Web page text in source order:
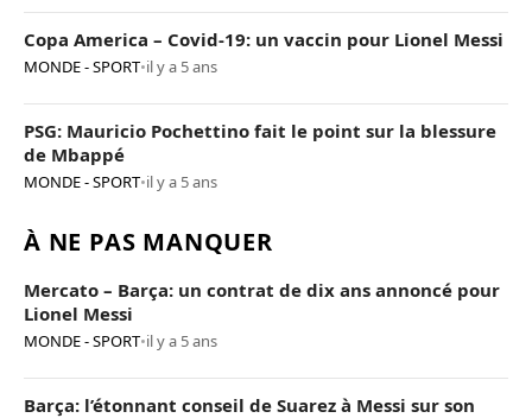
Copa America – Covid-19: un vaccin pour Lionel Messi
MONDE - SPORT•il y a 5 ans
PSG: Mauricio Pochettino fait le point sur la blessure
de Mbappé
MONDE - SPORT•il y a 5 ans
À NE PAS MANQUER
Mercato – Barça: un contrat de dix ans annoncé pour
Lionel Messi
MONDE - SPORT•il y a 5 ans
Barça: l’étonnant conseil de Suarez à Messi sur son